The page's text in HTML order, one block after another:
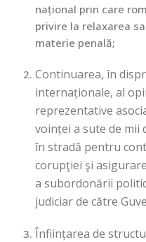
național prin care
privire la relaxarea
materie penală;
Continuarea, în
internaționale, al
reprezentative
voinței a sute de mii
în stradă pentru
corupţiei şi
a subordonării
judiciar de către
Înființarea de